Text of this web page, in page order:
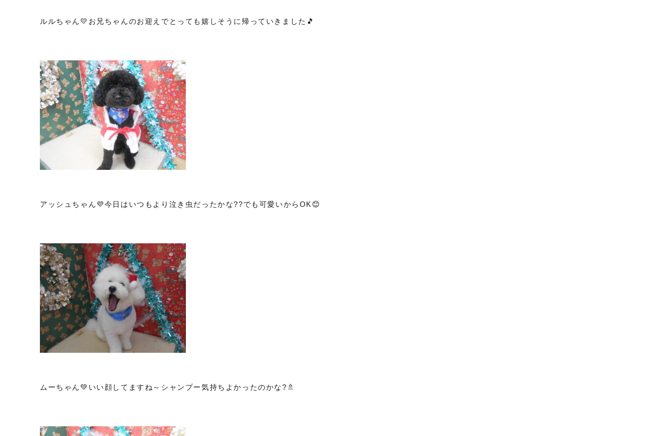
ルルちゃん💛お兄ちゃんのお迎えでとっても嬉しそうに帰っていきました🎵
アッシュちゃん💜今日はいつもより泣き虫だったかな??でも可愛いからOK😊
ムーちゃん💚いい顔してますね～シャンプー気持ちよかったのかな?🚿